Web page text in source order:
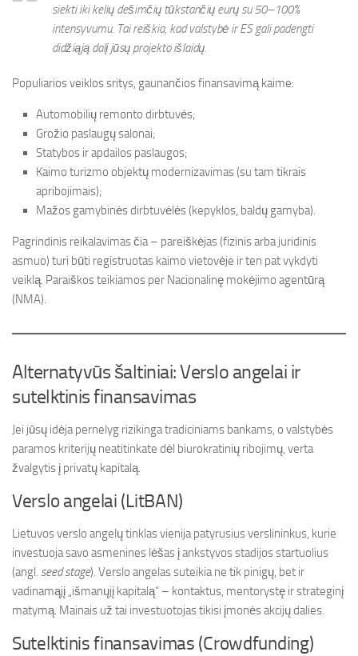
siekti iki kelių dešimčių tūkstančių eurų su 50–100%
intensyvumu. Tai reiškia, kad valstybė ir ES gali padengti
didžiąją dalį jūsų projekto išlaidų.
Populiarios veiklos sritys, gaunančios finansavimą kaime:
Automobilių remonto dirbtuvės;
Grožio paslaugų salonai;
Statybos ir apdailos paslaugos;
Kaimo turizmo objektų modernizavimas (su tam tikrais
apribojimais);
Mažos gamybinės dirbtuvėlės (kepyklos, baldų gamyba).
Pagrindinis reikalavimas čia – pareiškėjas (fizinis arba juridinis
asmuo) turi būti registruotas kaimo vietovėje ir ten pat vykdyti
veiklą. Paraiškos teikiamos per Nacionalinę mokėjimo agentūrą
(NMA).
Alternatyvūs šaltiniai: Verslo angelai ir
sutelktinis finansavimas
Jei jūsų idėja pernelyg rizikinga tradiciniams bankams, o valstybės
paramos kriterijų neatitinkate dėl biurokratinių ribojimų, verta
žvalgytis į privatų kapitalą.
Verslo angelai (LitBAN)
Lietuvos verslo angelų tinklas vienija patyrusius verslininkus, kurie
investuoja savo asmenines lėšas į ankstyvos stadijos startuolius
(angl. seed stage). Verslo angelas suteikia ne tik pinigų, bet ir
vadinamąjį „išmanųjį kapitalą“ – kontaktus, mentorystę ir strateginį
matymą. Mainais už tai investuotojas tikisi įmonės akcijų dalies.
Sutelktinis finansavimas (Crowdfunding)